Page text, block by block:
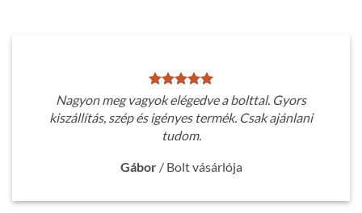
Nagyon meg vagyok elégedve a bolttal. Gyors
kiszállítás, szép és igényes termék. Csak ajánlani
tudom.
Gábor / Bolt vásárlója